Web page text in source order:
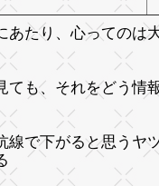
あたり、心ってのは
ても、それをどう情
線で下がると思うヤ